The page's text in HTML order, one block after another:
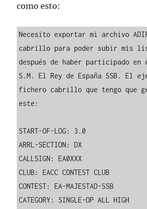
como esto:
Necesito exportar mi archivo
cabrillo para poder subir mis
después de haber participado en
S.M. El Rey de España SSB. El
fichero cabrillo que tengo que
este:
START-OF-LOG: 3.0
ARRL-SECTION: DX
CALLSIGN: EA0XXX
CLUB: EACC CONTEST CLUB
CONTEST: EA-MAJESTAD-SSB
CATEGORY: SINGLE-OP ALL HIGH